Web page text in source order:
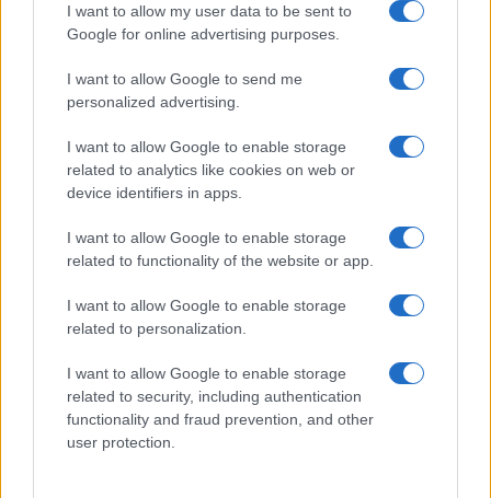
I want to allow my user data to be sent to
Google for online advertising purposes.
I want to allow Google to send me
personalized advertising.
I want to allow Google to enable storage
related to analytics like cookies on web or
device identifiers in apps.
I want to allow Google to enable storage
related to functionality of the website or app.
I want to allow Google to enable storage
related to personalization.
I want to allow Google to enable storage
related to security, including authentication
functionality and fraud prevention, and other
user protection.
helyzetéből, öklendező, vissza-visszahanyatló
csak felemelkedni/felállni a fény-téglalapból. Majd
szétmorzsolja a feje felett a virágokat. Fontos rögzíteni a
puszta mozdulatsort, hiszen az asszociáció (az azonnali
dekódolás) már a mozgásív kezdetétől annyira erős és
egyértelmű, hogy képtelen vagyok szabadulni a gondolattól:
ez itt egy halál-jelenet, sír és feltámadás. A kép annyira
erős, hogy kizárólag így tudom értelmezni a továbbiakat is.
Így, mint valamiféle különös reinkarnációt. A koreográfia
második szakasza pedig (meglepő módon) többnyire
"hagyja magát" e gondolat mentén interpretálni-értelmezni.
Van ugyan egy jelenet, amely leginkább egy sajátos
hangzású, de értelmezhetetlen verssorra hasonlít. Az
érzékek számára szép, bár tökéletesen megfejthetetlen